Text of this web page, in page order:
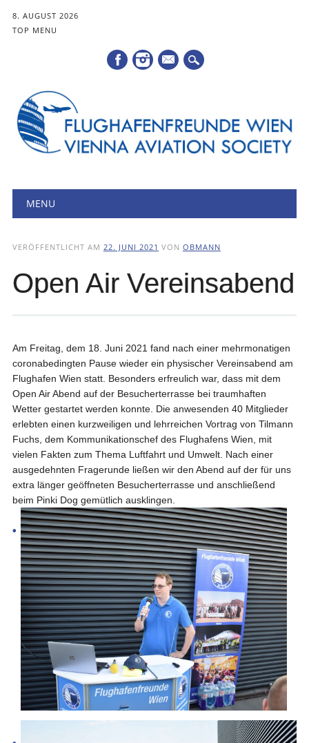
8. AUGUST 2026
TOP MENU
Mail
Hauptmenü
MENU
VERÖFFENTLICHT AM 22. JUNI 2021 VON OBMANN
Open Air Vereinsabend
Am Freitag, dem 18. Juni 2021 fand nach einer mehrmonatigen
coronabedingten Pause wieder ein physischer Vereinsabend am
Flughafen Wien statt. Besonders erfreulich war, dass mit dem
Open Air Abend auf der Besucherterrasse bei traumhaften
Wetter gestartet werden konnte. Die anwesenden 40 Mitglieder
erlebten einen kurzweiligen und lehrreichen Vortrag von Tilmann
Fuchs, dem Kommunikationschef des Flughafens Wien, mit
vielen Fakten zum Thema Luftfahrt und Umwelt. Nach einer
ausgedehnten Fragerunde ließen wir den Abend auf der für uns
extra länger geöffneten Besucherterrasse und anschließend
beim Pinki Dog gemütlich ausklingen.